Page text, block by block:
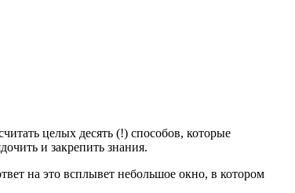
целых десять (!) способов, которые
и закрепить знания.
на это всплывет небольшое окно, в котором